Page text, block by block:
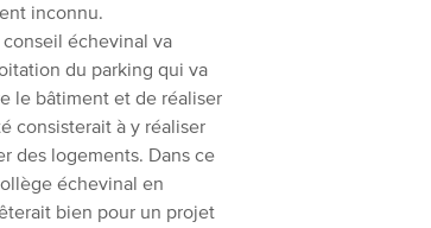
inconnu.
échevinal va
du parking qui va
le bâtiment et de réaliser
consisterait à y réaliser
des logements. Dans ce
échevinal en
bien pour un projet